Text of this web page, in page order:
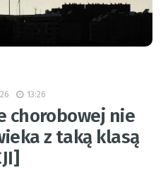
13:26
chorobowej nie
z taką klasą